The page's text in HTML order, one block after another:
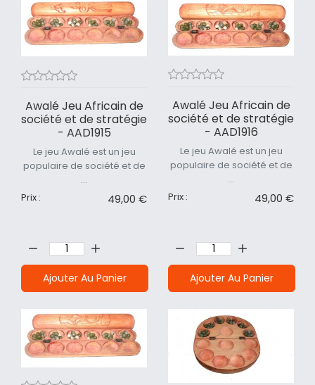
Awalé Jeu Africain de
société et de stratégie
- AAD1915
Le jeu Awalé est un jeu
populaire de société et de
...
Prix :
49,00 €
Ajouter Au Panier
Awalé Jeu Africain de
société et de stratégie
- AAD1916
Le jeu Awalé est un jeu
populaire de société et de
...
Prix :
49,00 €
Ajouter Au Panier